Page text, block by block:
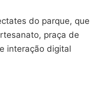
do parque, que
praça de
interação digital